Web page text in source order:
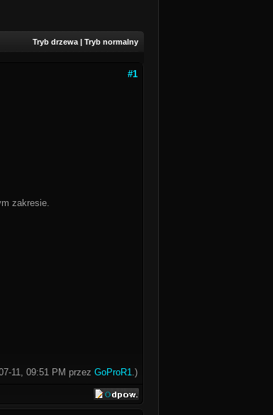
Tryb drzewa | Tryb normalny
#1
zakresie.
11, 09:51 PM przez GoProR1.)